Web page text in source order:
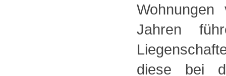
Jahren
diese bei